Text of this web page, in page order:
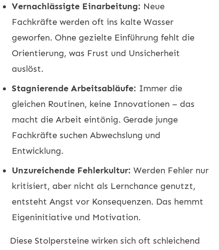
Vernachlässigte Einarbeitung: Neue
Fachkräfte werden oft ins kalte Wasser
geworfen. Ohne gezielte Einführung fehlt die
Orientierung, was Frust und Unsicherheit
auslöst.
Stagnierende Arbeitsabläufe: Immer die
gleichen Routinen, keine Innovationen – das
macht die Arbeit eintönig. Gerade junge
Fachkräfte suchen Abwechslung und
Entwicklung.
Unzureichende Fehlerkultur: Werden Fehler nur
kritisiert, aber nicht als Lernchance genutzt,
entsteht Angst vor Konsequenzen. Das hemmt
Eigeninitiative und Motivation.
Diese Stolpersteine wirken sich oft schleichend